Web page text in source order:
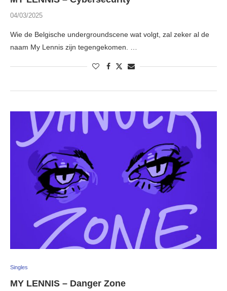
04/03/2025
Wie de Belgische undergroundscene wat volgt, zal zeker al de
naam My Lennis zijn tegengekomen. …
Singles
MY LENNIS – Danger Zone